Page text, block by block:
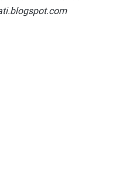
blogspot.com